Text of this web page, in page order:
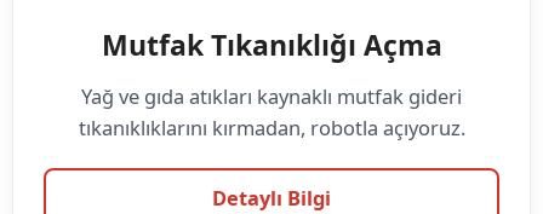
Mutfak Tıkanıklığı Açma
Yağ ve gıda atıkları kaynaklı mutfak gideri
tıkanıklıklarını kırmadan, robotla açıyoruz.
Detaylı Bilgi